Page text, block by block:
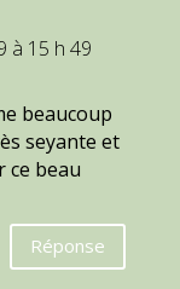
à 15 h 49
beaucoup
seyante et
ce beau
Réponse